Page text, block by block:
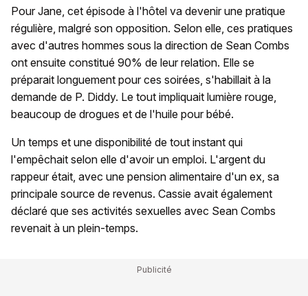
Pour Jane, cet épisode à l'hôtel va devenir une pratique
régulière, malgré son opposition. Selon elle, ces pratiques
avec d'autres hommes sous la direction de Sean Combs
ont ensuite constitué 90% de leur relation. Elle se
préparait longuement pour ces soirées, s'habillait à la
demande de P. Diddy. Le tout impliquait lumière rouge,
beaucoup de drogues et de l'huile pour bébé.
Un temps et une disponibilité de tout instant qui
l'empêchait selon elle d'avoir un emploi. L'argent du
rappeur était, avec une pension alimentaire d'un ex, sa
principale source de revenus. Cassie avait également
déclaré que ses activités sexuelles avec Sean Combs
revenait à un plein-temps.